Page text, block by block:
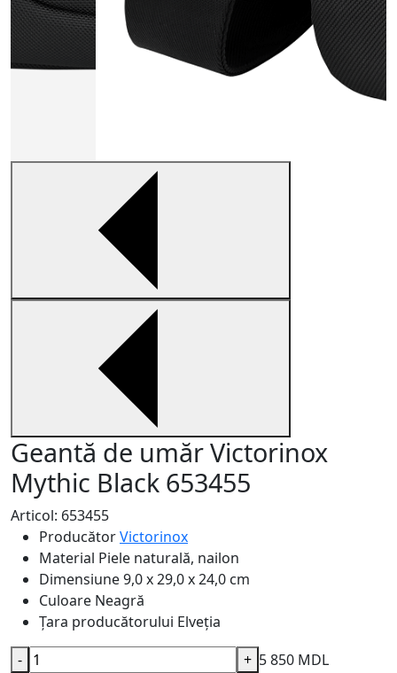
Geantă de umăr Victorinox
Mythic Black 653455
Articol: 653455
ProducătorVictorinox
Material Piele naturală, nailon
Dimensiune9,0 x 29,0 x 24,0 cm
Culoare Neagră
Țara producătorului Elveția
5 850 MDL
- +